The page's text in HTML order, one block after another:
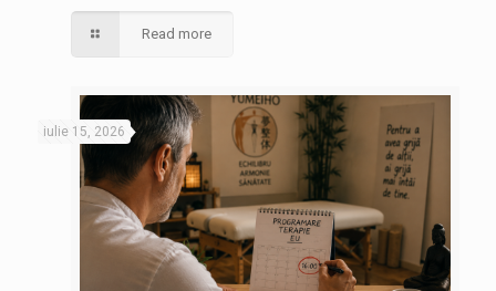
Read more
iulie 15, 2026